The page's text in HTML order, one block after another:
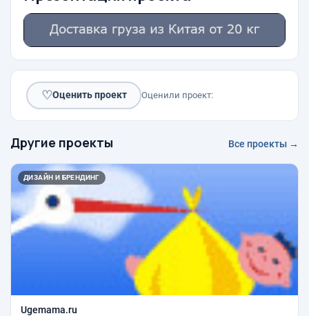
♡Оценить проект Оценили проект:
Другие проекты Все проекты →
ДИЗАЙН И БРЕНДИНГ
Ugemama.ru